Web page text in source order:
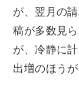
が、翌月の
稿が多数見
が、冷静に
出増のほう